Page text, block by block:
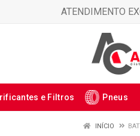
ATENDIMENTO
e Filtros Pneus
INÍCIO